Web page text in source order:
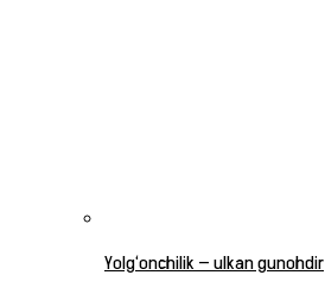
Yolg‘onchilik — ulkan gunohdir